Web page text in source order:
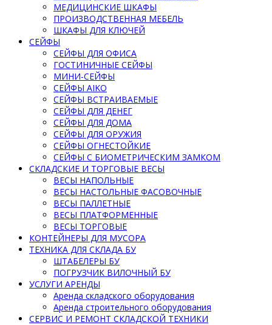
МЕДИЦИНСКИЕ ШКАФЫ
ПРОИЗВОДСТВЕННАЯ МЕБЕЛЬ
ШКАФЫ ДЛЯ КЛЮЧЕЙ
СЕЙФЫ
СЕЙФЫ ДЛЯ ОФИСА
ГОСТИНИЧНЫЕ СЕЙФЫ
МИНИ-СЕЙФЫ
СЕЙФЫ AIKO
СЕЙФЫ ВСТРАИВАЕМЫЕ
СЕЙФЫ ДЛЯ ДЕНЕГ
СЕЙФЫ ДЛЯ ДОМА
СЕЙФЫ ДЛЯ ОРУЖИЯ
СЕЙФЫ ОГНЕСТОЙКИЕ
СЕЙФЫ С БИОМЕТРИЧЕСКИМ ЗАМКОМ
СКЛАДСКИЕ И ТОРГОВЫЕ ВЕСЫ
ВЕСЫ НАПОЛЬНЫЕ
ВЕСЫ НАСТОЛЬНЫЕ ФАСОВОЧНЫЕ
ВЕСЫ ПАЛЛЕТНЫЕ
ВЕСЫ ПЛАТФОРМЕННЫЕ
ВЕСЫ ТОРГОВЫЕ
КОНТЕЙНЕРЫ ДЛЯ МУСОРА
ТЕХНИКА ДЛЯ СКЛАДА БУ
ШТАБЕЛЕРЫ БУ
ПОГРУЗЧИК ВИЛОЧНЫЙ БУ
УСЛУГИ АРЕНДЫ
Аренда складского оборудования
Аренда строительного оборудования
СЕРВИС И РЕМОНТ СКЛАДСКОЙ ТЕХНИКИ